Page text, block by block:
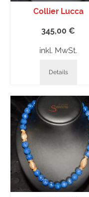
Collier Lucca
345,00 €
inkl. MwSt.
Details